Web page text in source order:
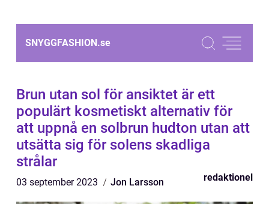
SNYGGFASHION.se
Brun utan sol för ansiktet är ett
populärt kosmetiskt alternativ för
att uppnå en solbrun hudton utan att
utsätta sig för solens skadliga
strålar
03 september 2023 Jon Larsson redaktionel